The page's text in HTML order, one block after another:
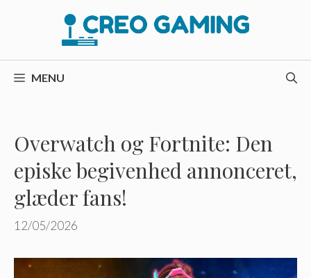
MENU
Overwatch og Fortnite: Den
episke begivenhed annonceret,
glæder fans!
12/05/2026